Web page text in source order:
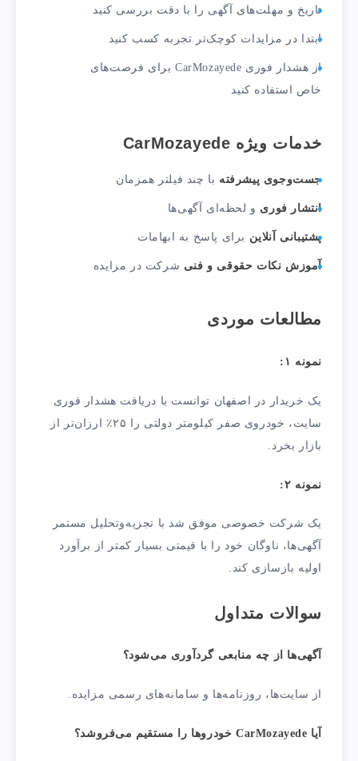
تاریخ و مهلت‌های آگهی را با دقت بررسی کنید
ابتدا در مزایدات کوچک‌تر تجربه کسب کنید
از هشدار فوری CarMozayede برای فرصت‌های
خاص استفاده کنید
خدمات ویژه CarMozayede
جست‌وجوی پیشرفته با چند فیلتر همزمان
انتشار فوری و لحظه‌ای آگهی‌ها
پشتیبانی آنلاین برای پاسخ به ابهامات
آموزش نکات حقوقی و فنی شرکت در مزایده
مطالعات موردی
نمونه ۱:
یک خریدار در اصفهان توانست با دریافت هشدار فوری
سایت، خودروی صفر کیلومتر دولتی را ۲۵٪ ارزان‌تر از
بازار بخرد.
نمونه ۲:
یک شرکت خصوصی موفق شد با تجزیه‌وتحلیل مستمر
آگهی‌ها، ناوگان خود را با قیمتی بسیار کمتر از برآورد
اولیه بازسازی کند.
سوالات متداول
آگهی‌ها از چه منابعی گردآوری می‌شود؟
از سایت‌ها، روزنامه‌ها و سامانه‌های رسمی مزایده.
آیا CarMozayede خودروها را مستقیم می‌فروشد؟